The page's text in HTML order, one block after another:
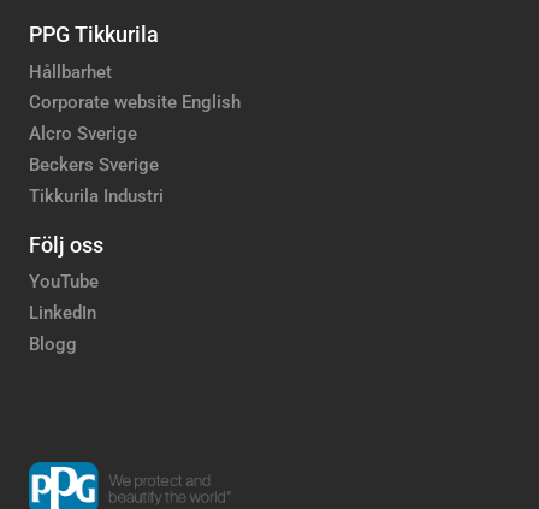
PPG Tikkurila
Hållbarhet
Corporate website English
Alcro Sverige
Beckers Sverige
Tikkurila Industri
Följ oss
YouTube
LinkedIn
Blogg